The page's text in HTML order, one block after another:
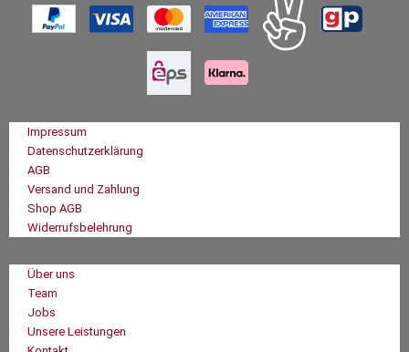
Impressum
Datenschutzerklärung
AGB
Versand und Zahlung
Shop AGB
Widerrufsbelehrung
Über uns
Team
Jobs
Unsere Leistungen